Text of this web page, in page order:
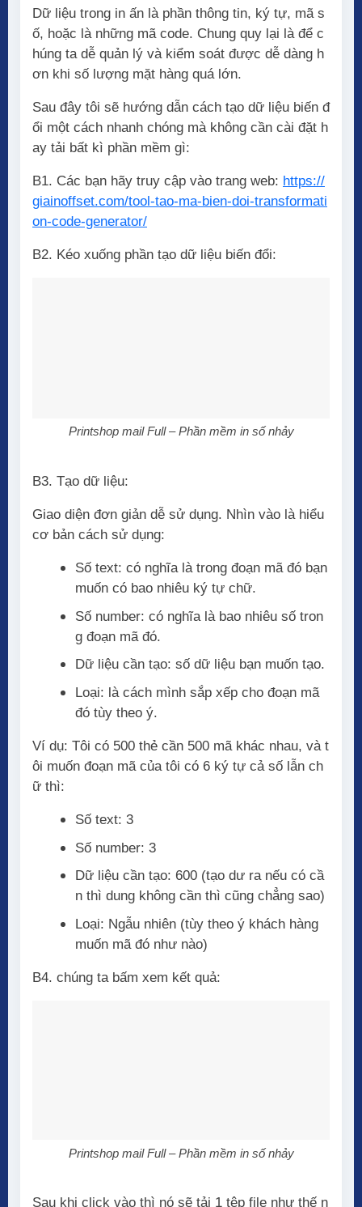
Dữ liệu trong in ấn là phần thông tin, ký tự, mã s
ố, hoặc là những mã code. Chung quy lại là để c
húng ta dễ quản lý và kiểm soát được dễ dàng h
ơn khi số lượng mặt hàng quá lớn.
Sau đây tôi sẽ hướng dẫn cách tạo dữ liệu biến đ
ổi một cách nhanh chóng mà không cần cài đặt h
ay tải bất kì phần mềm gì:
B1. Các bạn hãy truy cập vào trang web: https://
giainoffset.com/tool-tao-ma-bien-doi-transformati
on-code-generator/
B2. Kéo xuống phần tạo dữ liệu biến đổi:
Printshop mail Full – Phần mềm in số nhảy
B3. Tạo dữ liệu:
Giao diện đơn giản dễ sử dụng. Nhìn vào là hiểu
cơ bản cách sử dụng:
Số text: có nghĩa là trong đoạn mã đó bạn
muốn có bao nhiêu ký tự chữ.
Số number: có nghĩa là bao nhiêu số tron
g đoạn mã đó.
Dữ liệu cần tạo: số dữ liệu bạn muốn tạo.
Loại: là cách mình sắp xếp cho đoạn mã
đó tùy theo ý.
Ví dụ: Tôi có 500 thẻ cần 500 mã khác nhau, và t
ôi muốn đoạn mã của tôi có 6 ký tự cả số lẫn ch
ữ thì:
Số text: 3
Số number: 3
Dữ liệu cần tạo: 600 (tạo dư ra nếu có cầ
n thì dung không cần thì cũng chẳng sao)
Loại: Ngẫu nhiên (tùy theo ý khách hàng
muốn mã đó như nào)
B4. chúng ta bấm xem kết quả:
Printshop mail Full – Phần mềm in số nhảy
Sau khi click vào thì nó sẽ tải 1 tệp file như thế n